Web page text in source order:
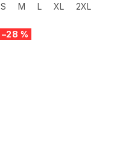
S M L XL 2XL
–28 %